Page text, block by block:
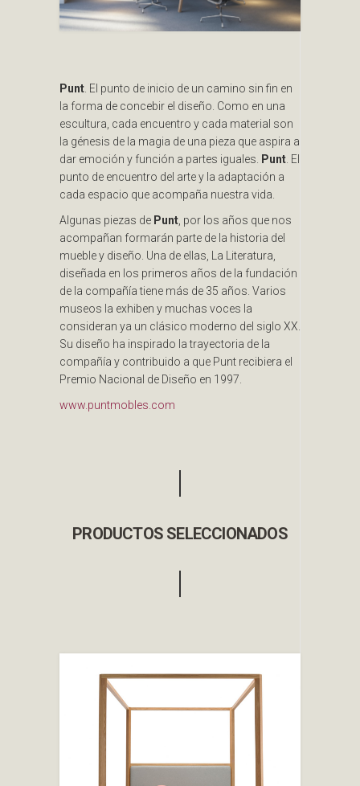
Punt . El punto de inicio de un camino sin fin en
la forma de concebir el diseño. Como en una
escultura, cada encuentro y cada material son
la génesis de la magia de una pieza que aspira a
dar emoción y función a partes iguales.
Punt . El
punto de encuentro del arte y la adaptación a
cada espacio que acompaña nuestra vida.
Algunas piezas de Punt , por los años que nos
acompañan formarán parte de la historia del
mueble y diseño. Una de ellas, La Literatura,
diseñada en los primeros años de la fundación
de la compañía tiene más de 35 años. Varios
museos la exhiben y muchas voces la
consideran ya un clásico moderno del siglo XX.
Su diseño ha inspirado la trayectoria de la
compañía y contribuido a que Punt recibiera el
Premio Nacional de Diseño en 1997.
www.puntmobles.com
PRODUCTOS SELECCIONADOS